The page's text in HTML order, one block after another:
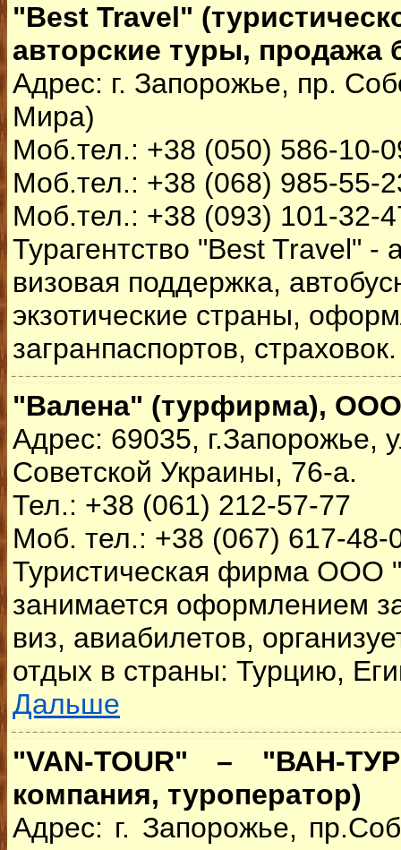
"Best Travel"
авторские туры, продажа
Адрес: г. Запорожье, пр.
Мира)
Моб.тел.: +38 (050) 586-10-
Моб.тел.: +38 (068) 985-55-
Моб.тел.: +38 (093) 101-32-
Турагентство "Best Travel" -
визовая поддержка,
экзотические страны,
загранпаспортов, страховок.
"Валена" (турфирма), ООО
Адрес: 69035, г.Запорожье,
Советской Украины, 76-а.
Тел.: +38 (061) 212-57-77
Моб. тел.: +38 (067) 617-48-
Туристическая фирма ООО
занимается оформлением
виз, авиабилетов,
отдых в страны: Турцию,
Дальше
"VAN-TOUR" – "ВАН-
компания, туроператор)
Адрес: г. Запорожье,